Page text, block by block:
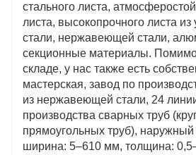
стального листа,
листа, высокопрочного листа из
стали, нержавеющей стали,
секционные материалы.
складе, у нас также есть
мастерская, завод по
из нержавеющей стали, 24
производства сварных труб
прямоугольных труб), наружный
ширина: 5–610 мм, толщина: